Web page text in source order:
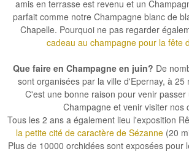
amis en terrasse est revenu et un
parfait comme notre Champagne blanc de
Chapelle. Pourquoi ne pas regarder
cadeau au champagne pour la fête
Que faire en Champagne en juin? De
sont organisées par la ville d'Epernay, à 25
C'est une bonne raison pour venir passer
Champagne et venir visiter nos
Tous les 2 ans a également lieu l'exposition
la petite cité de caractère de Sézanne (20
Plus de 10000 orchidées sont exposées pour